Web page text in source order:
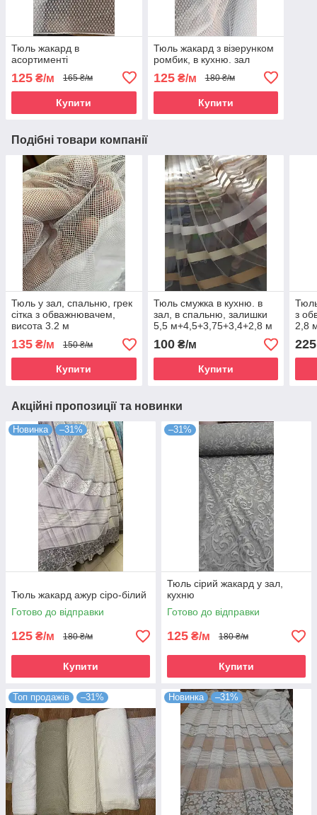
Тюль жакард в
асортименті
125 ₴/м 165 ₴/м
Купити
Тюль жакард з візерунком
ромбик, в кухню. зал
125₴/м 180 ₴/м
Купити
Подібні товари компанії
Тюль у зал, спальню, грек
сітка з обважнювачем,
висота 3.2 м
135 ₴/м 150 ₴/м
Купити
Тюль смужка в кухню. в
зал, в спальню, залишки
5,5 м+4,5+3,75+3,4+2,8 м
100₴/м
Купити
Тюль
з
2,8
225
Акційні пропозиції та новинки
Новинка –31%
Тюль жакард ажур сіро-білий
Готово до відправки
125 ₴/м 180 ₴/м
Купити
–31%
Тюль сірий жакард у зал,
кухню
Готово до відправки
125 ₴/м 180 ₴/м
Купити
Топ продажів –31% Новинка –31%